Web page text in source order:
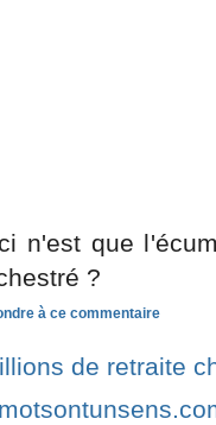
n'est que
?
de retraite